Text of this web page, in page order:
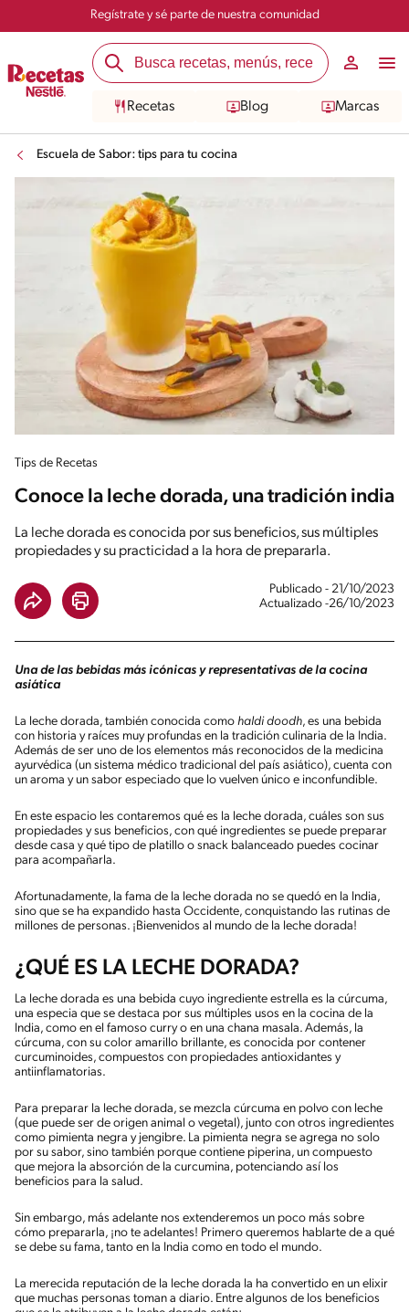
Regístrate y sé parte de nuestra comunidad
Recetas Blog Marcas
Escuela de Sabor: tips para tu cocina
Tips de Recetas
Conoce la leche dorada, una tradición india
La leche dorada es conocida por sus beneficios, sus múltiples
propiedades y su practicidad a la hora de prepararla.
Publicado - 21/10/2023
Actualizado -26/10/2023
Una de las bebidas más icónicas y representativas de la cocina
asiática
La leche dorada, también conocida como haldi doodh, es una bebida
con historia y raíces muy profundas en la tradición culinaria de la India.
Además de ser uno de los elementos más reconocidos de la medicina
ayurvédica (un sistema médico tradicional del país asiático), cuenta con
un aroma y un sabor especiado que lo vuelven único e inconfundible.
En este espacio les contaremos qué es la leche dorada, cuáles son sus
propiedades y sus beneficios, con qué ingredientes se puede preparar
desde casa y qué tipo de platillo o snack balanceado puedes cocinar
para acompañarla.
Afortunadamente, la fama de la leche dorada no se quedó en la India,
sino que se ha expandido hasta Occidente, conquistando las rutinas de
millones de personas. ¡Bienvenidos al mundo de la leche dorada!
¿QUÉ ES LA LECHE DORADA?
La leche dorada es una bebida cuyo ingrediente estrella es la cúrcuma,
una especia que se destaca por sus múltiples usos en la cocina de la
India, como en el famoso curry o en una chana masala. Además, la
cúrcuma, con su color amarillo brillante, es conocida por contener
curcuminoides, compuestos con propiedades antioxidantes y
antiinflamatorias.
Para preparar la leche dorada, se mezcla cúrcuma en polvo con leche
(que puede ser de origen animal o vegetal), junto con otros ingredientes
como pimienta negra y jengibre. La pimienta negra se agrega no solo
por su sabor, sino también porque contiene piperina, un compuesto
que mejora la absorción de la curcumina, potenciando así los
beneficios para la salud.
Sin embargo, más adelante nos extenderemos un poco más sobre
cómo prepararla, ¡no te adelantes! Primero queremos hablarte de a qué
se debe su fama, tanto en la India como en todo el mundo.
La merecida reputación de la leche dorada la ha convertido en un elixir
que muchas personas toman a diario. Entre algunos de los beneficios